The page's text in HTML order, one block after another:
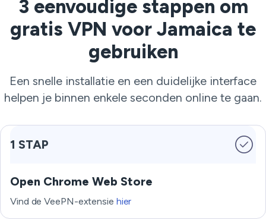
3 eenvoudige stappen om
gratis VPN voor Jamaica te
gebruiken
Een snelle installatie en een duidelijke interface
helpen je binnen enkele seconden online te gaan.
1 STAP
Open Chrome Web Store
Vind de VeePN-extensie hier